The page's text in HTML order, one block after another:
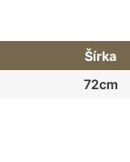
Šírka
72cm